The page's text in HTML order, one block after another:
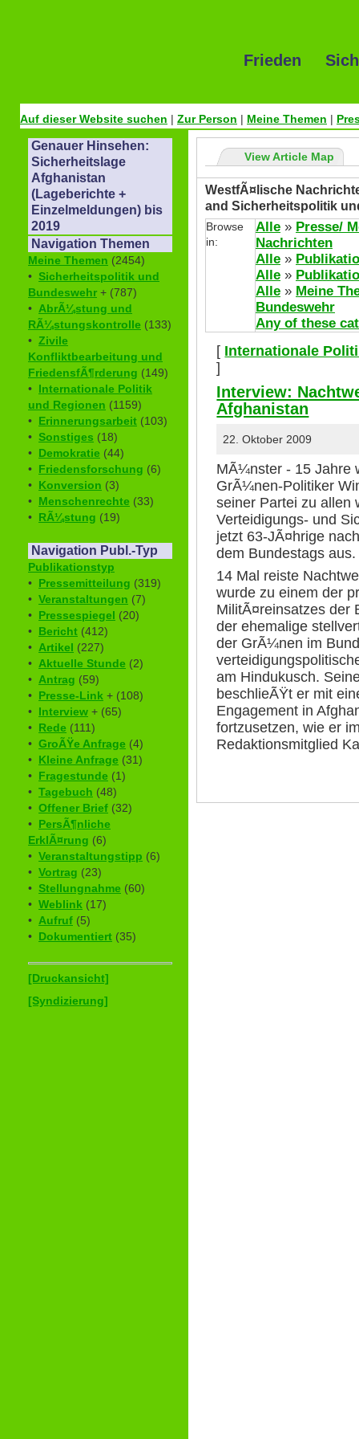
Frieden
Auf dieser Website suchen | Zur Person | Meine Themen |
Genauer Hinsehen:
Sicherheitslage
Afghanistan
(Lageberichte +
Einzelmeldungen) bis
2019
Navigation Themen
Meine Themen (2454)
• Sicherheitspolitik und
Bundeswehr + (787)
• AbrÃ¼stung und
RÃ¼stungskontrolle (133)
• Zivile
Konfliktbearbeitung und
FriedensfÃ¶rderung (149)
• Internationale Politik
und Regionen (1159)
• Erinnerungsarbeit (103)
• Sonstiges (18)
• Demokratie (44)
• Friedensforschung (6)
• Konversion (3)
• Menschenrechte (33)
• RÃ¼stung (19)
Navigation Publ.-Typ
Publikationstyp
• Pressemitteilung (319)
• Veranstaltungen (7)
• Pressespiegel (20)
• Bericht (412)
• Artikel (227)
• Aktuelle Stunde (2)
• Antrag (59)
• Presse-Link + (108)
• Interview + (65)
• Rede (111)
• GroÃŸe Anfrage (4)
• Kleine Anfrage (31)
• Fragestunde (1)
• Tagebuch (48)
• Offener Brief (32)
• PersÃ¶nliche
ErklÃ¤rung (6)
• Veranstaltungstipp (6)
• Vortrag (23)
• Stellungnahme (60)
• Weblink (17)
• Aufruf (5)
• Dokumentiert (35)
[Druckansicht]
[Syndizierung]
View Article Map
WestfÃ¤lische
and Sicherheitspolitik
Browse
in:
Alle » Presse/
Nachrichten
Alle »
Alle »
Alle » Meine
Bundeswehr
Any of these
[ Internationale
]
Interview:
Afghanistan
22. Oktober 2009
MÃ¼nster - 15 Jahre
GrÃ¼nen-Politiker
seiner Partei zu allen
Verteidigungs- und
jetzt 63-JÃ¤hrige
dem Bundestags aus.
14 Mal reiste
wurde zu einem der
MilitÃ¤reinsatzes der
der ehemalige
der GrÃ¼nen im
am Hindukusch.
beschlieÃŸt er mit
Engagement in
fortzusetzen, wie er
Redaktionsmitglied